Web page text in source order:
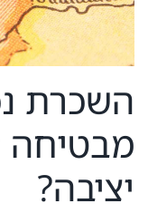
השכרת
מבטיחה
יציבה?